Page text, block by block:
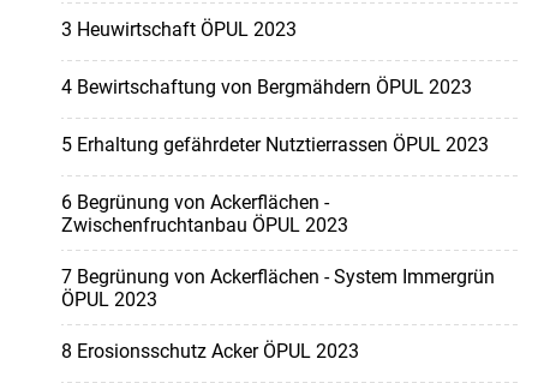
3 Heuwirtschaft ÖPUL 2023
4 Bewirtschaftung von Bergmähdern ÖPUL 2023
5 Erhaltung gefährdeter Nutztierrassen ÖPUL 2023
6 Begrünung von Ackerflächen -
Zwischenfruchtanbau ÖPUL 2023
7 Begrünung von Ackerflächen - System Immergrün
ÖPUL 2023
8 Erosionsschutz Acker ÖPUL 2023